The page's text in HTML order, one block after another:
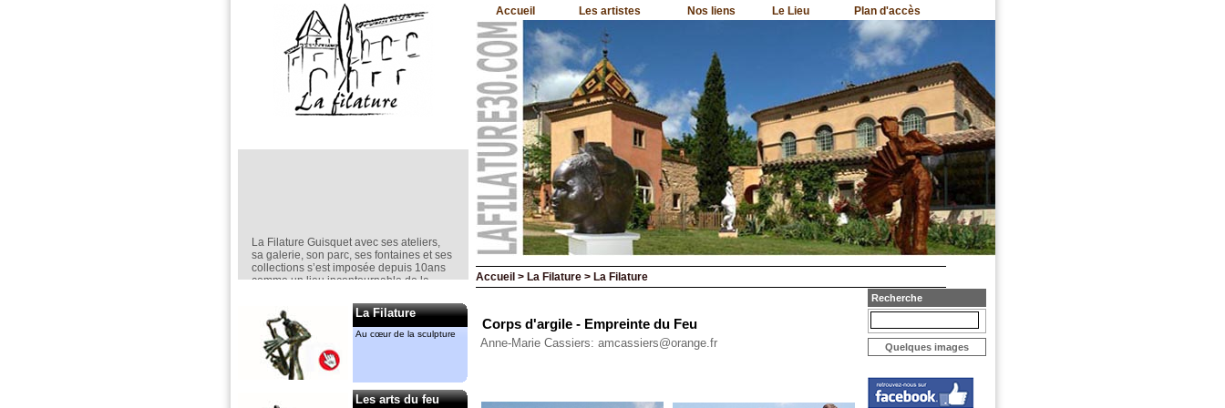
sa galerie, son parc, ses fontaines et ses
collections s’est imposée depuis 10ans
comme un lieu incontournable de la
Elle est un espace d’exposition
permanent,
mais aussi ponctuel avec notamment le
“jardin de la Filature “ en mai.
Anne-Marie CASSIERS et Gérard
y ont chacun leur atelier. Ils animent
La Filature
Au cœur de la sculpture
Les arts du feu
Accueil Les artistes Nos liens Le Lieu Plan d'accès
Accueil > La Filature > La Filature
Corps d'argile - Empreinte du Feu
Anne-Marie Cassiers: amcassiers@orange.fr
Recherche
Quelques images